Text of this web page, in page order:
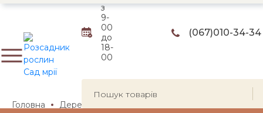
з
9-
00
до
18-
00
(067)010-34-34
Головна Дерева